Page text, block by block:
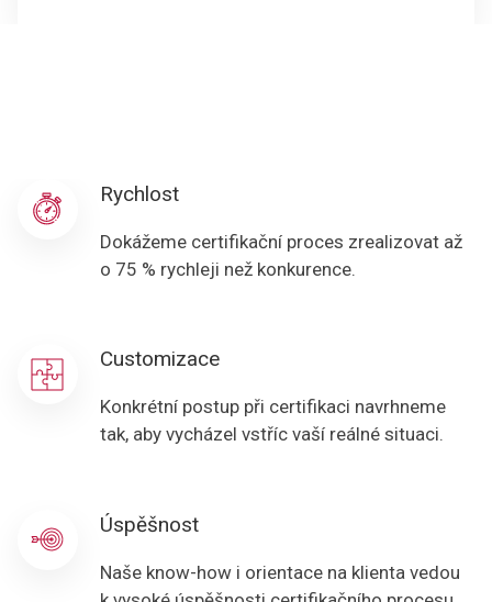
Rychlost
Dokážeme certifikační proces zrealizovat až
o 75 % rychleji než konkurence.
Customizace
Konkrétní postup při certifikaci navrhneme
tak, aby vycházel vstříc vaší reálné situaci.
Úspěšnost
Naše know-how i orientace na klienta vedou